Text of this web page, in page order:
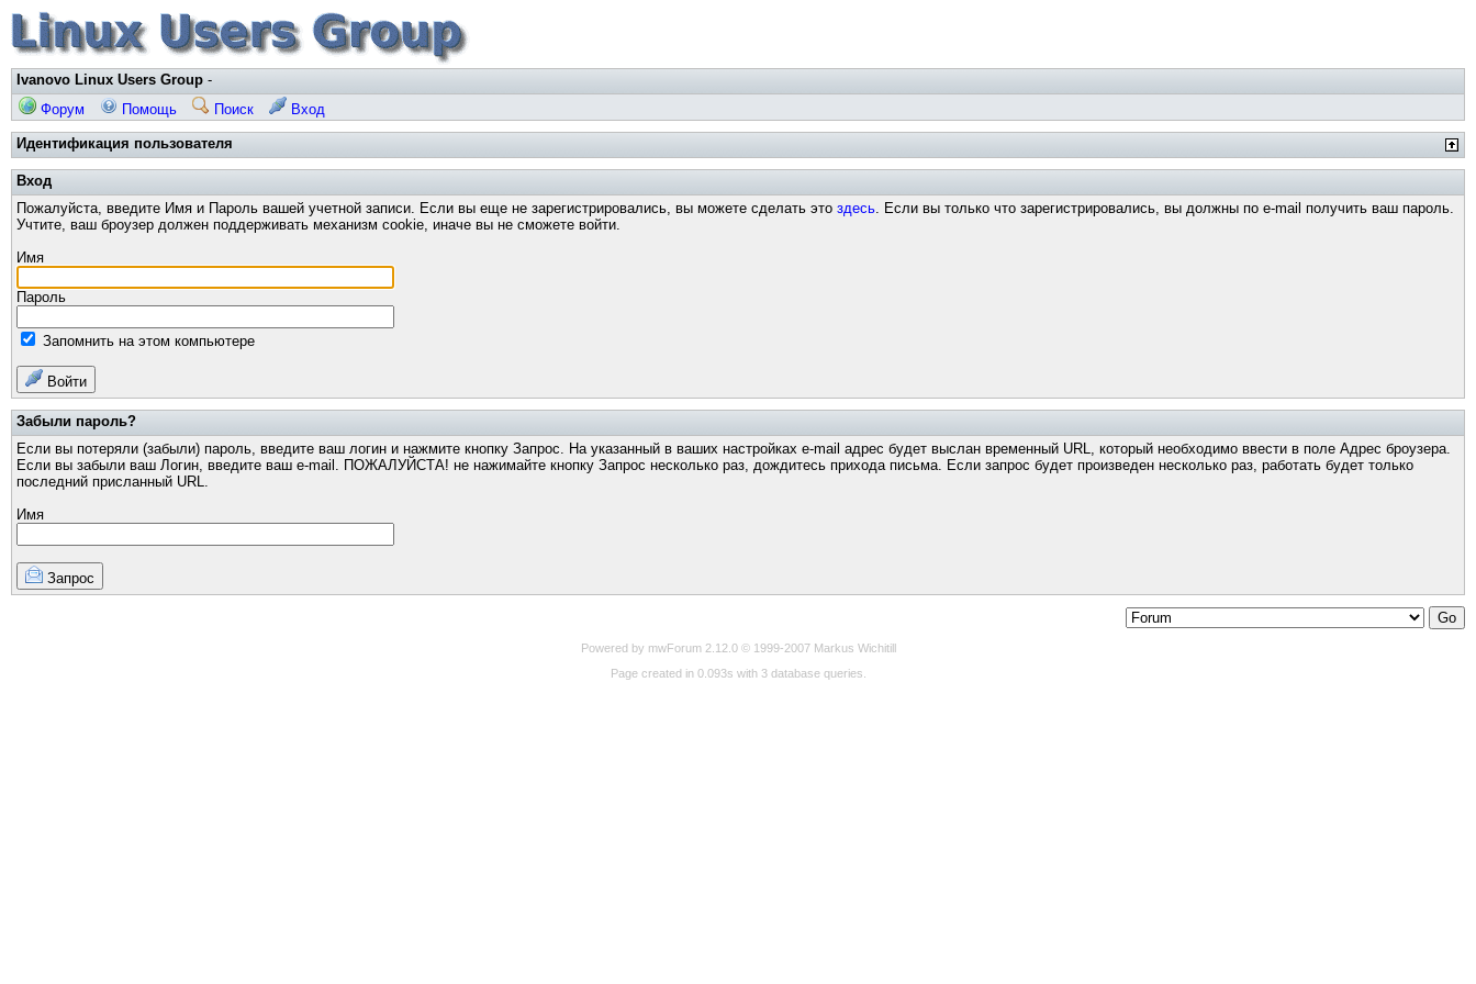
Ivanovo Linux Users Group -
Форум
Помощь Поиск Вход
Идентификация пользователя
Вход
Пожалуйста, введите Имя и Пароль вашей учетной записи. Если вы еще не зарегистрировались, вы можете сделать это здесь. Если вы только что зарегистрировались, вы должны по e-mail получить ваш пароль.
Учтите, ваш броузер должен поддерживать механизм cookie, иначе вы не сможете войти.
Имя
Пароль
Запомнить на этом компьютере
Войти
Забыли пароль?
Если вы потеряли (забыли) пароль, введите ваш логин и нажмите кнопку Запрос. На указанный в ваших настройках e-mail адрес будет выслан временный URL, который необходимо ввести в поле Адрес броузера.
Если вы забыли ваш Логин, введите ваш e-mail. ПОЖАЛУЙСТА! не нажимайте кнопку Запрос несколько раз, дождитесь прихода письма. Если запрос будет произведен несколько раз, работать будет только
последний присланный URL.
Имя
Запрос
Powered by mwForum 2.12.0 © 1999-2007 Markus Wichitill
Page created in 0.093s with 3 database queries.